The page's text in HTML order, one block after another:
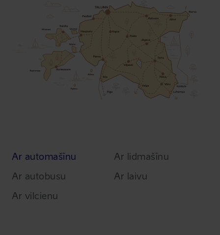
Ar automašīnu
Ar autobusu
Ar vilcienu
Ar lidmašīnu
Ar laivu